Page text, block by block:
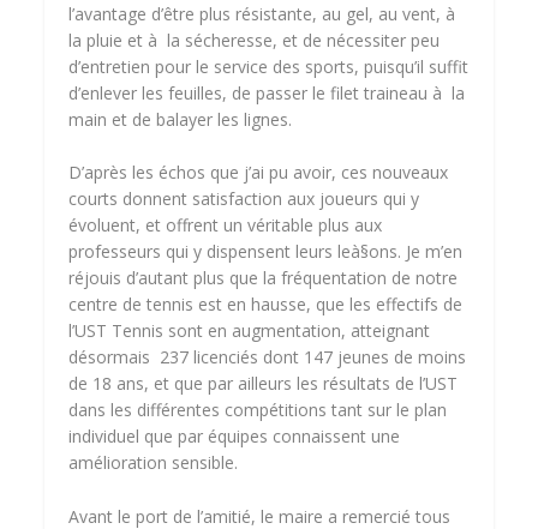
l’avantage d’être plus résistante, au gel, au vent, à
la pluie et à la sécheresse, et de nécessiter peu
d’entretien pour le service des sports, puisqu’il suffit
d’enlever les feuilles, de passer le filet traineau à la
main et de balayer les lignes.
D’après les échos que j’ai pu avoir, ces nouveaux
courts donnent satisfaction aux joueurs qui y
évoluent, et offrent un véritable plus aux
professeurs qui y dispensent leurs leà§ons. Je m’en
réjouis d’autant plus que la fréquentation de notre
centre de tennis est en hausse, que les effectifs de
l’UST Tennis sont en augmentation, atteignant
désormais 237 licenciés dont 147 jeunes de moins
de 18 ans, et que par ailleurs les résultats de l’UST
dans les différentes compétitions tant sur le plan
individuel que par équipes connaissent une
amélioration sensible.
Avant le port de l’amitié, le maire a remercié tous